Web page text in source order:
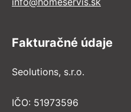
Fakturačné údaje
Seolutions, s.r.o.
IČO: 51973596